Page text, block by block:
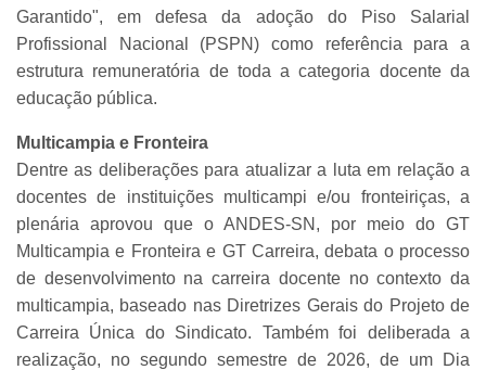
Garantido", em defesa da adoção do Piso Salarial
Profissional Nacional (PSPN) como referência para a
estrutura remuneratória de toda a categoria docente da
educação pública.
Multicampia e Fronteira
Dentre as deliberações para atualizar a luta em relação a
docentes de instituições multicampi e/ou fronteiriças, a
plenária aprovou que o ANDES-SN, por meio do GT
Multicampia e Fronteira e GT Carreira, debata o processo
de desenvolvimento na carreira docente no contexto da
multicampia, baseado nas Diretrizes Gerais do Projeto de
Carreira Única do Sindicato. Também foi deliberada a
realização, no segundo semestre de 2026, de um Dia